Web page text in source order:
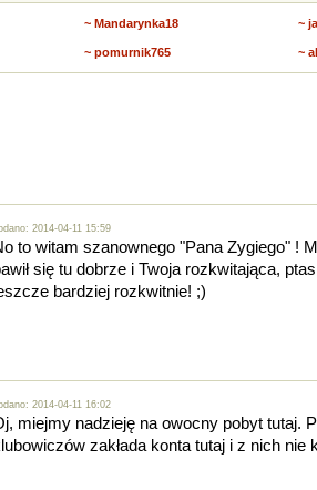
~ Mandarynka18 ~
~ pomurnik765 ~
2014-04-11 15:59
to witam szanownego "Pana Zygiego" !
się tu dobrze i Twoja rozkwitająca,
bardziej rozkwitnie! ;)
2014-04-11 16:02
miejmy nadzieję na owocny pobyt tutaj.
zakłada konta tutaj i z nich nie